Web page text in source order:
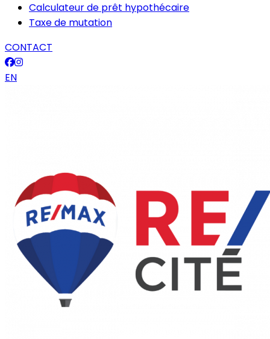
Calculateur de prêt hypothécaire
Taxe de mutation
CONTACT
EN